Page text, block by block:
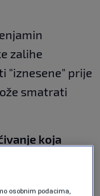
zalihe
"iznesene" prije
smatrati
koja
na CBS-u.
osobnim podacima,